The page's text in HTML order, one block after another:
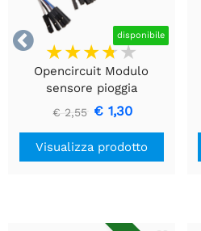
 disponibile
Opencircuit Modulo
sensore pioggia
€ 2,55 € 1,30
Visualizza prodotto